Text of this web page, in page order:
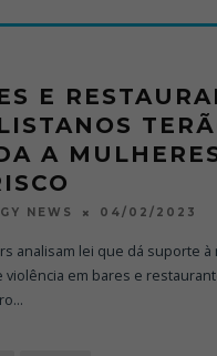
E
A
NEWS 04/02/2023
analisam lei que dá suporte
violência em bares e
...